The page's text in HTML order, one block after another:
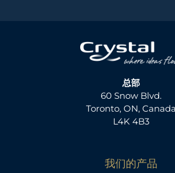
总部
60 Snow Blvd.
Toronto, ON, Canada
L4K 4B3
我们的产品